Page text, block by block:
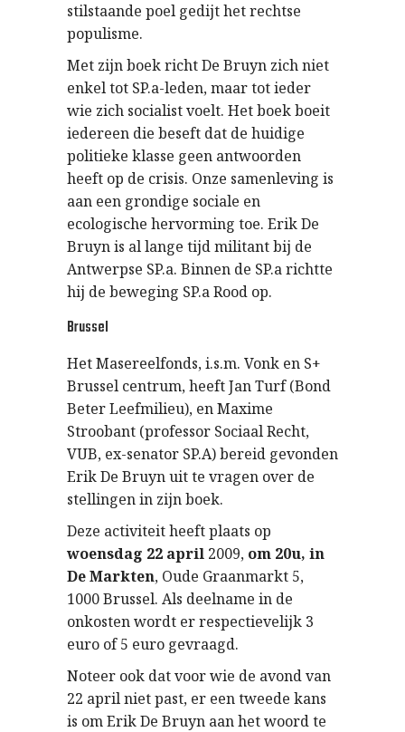
stilstaande poel gedijt het rechtse
populisme.
Met zijn boek richt De Bruyn zich niet
enkel tot SP.a-leden, maar tot ieder
wie zich socialist voelt. Het boek boeit
iedereen die beseft dat de huidige
politieke klasse geen antwoorden
heeft op de crisis. Onze samenleving is
aan een grondige sociale en
ecologische hervorming toe. Erik De
Bruyn is al lange tijd militant bij de
Antwerpse SP.a. Binnen de SP.a richtte
hij de beweging SP.a Rood op.
Brussel
Het Masereelfonds, i.s.m. Vonk en S+
Brussel centrum, heeft Jan Turf (Bond
Beter Leefmilieu), en Maxime
Stroobant (professor Sociaal Recht,
VUB, ex-senator SP.A) bereid gevonden
Erik De Bruyn uit te vragen over de
stellingen in zijn boek.
Deze activiteit heeft plaats op
woensdag 22 april 2009, om 20u, in
De Markten, Oude Graanmarkt 5,
1000 Brussel. Als deelname in de
onkosten wordt er respectievelijk 3
euro of 5 euro gevraagd.
Noteer ook dat voor wie de avond van
22 april niet past, er een tweede kans
is om Erik De Bruyn aan het woord te